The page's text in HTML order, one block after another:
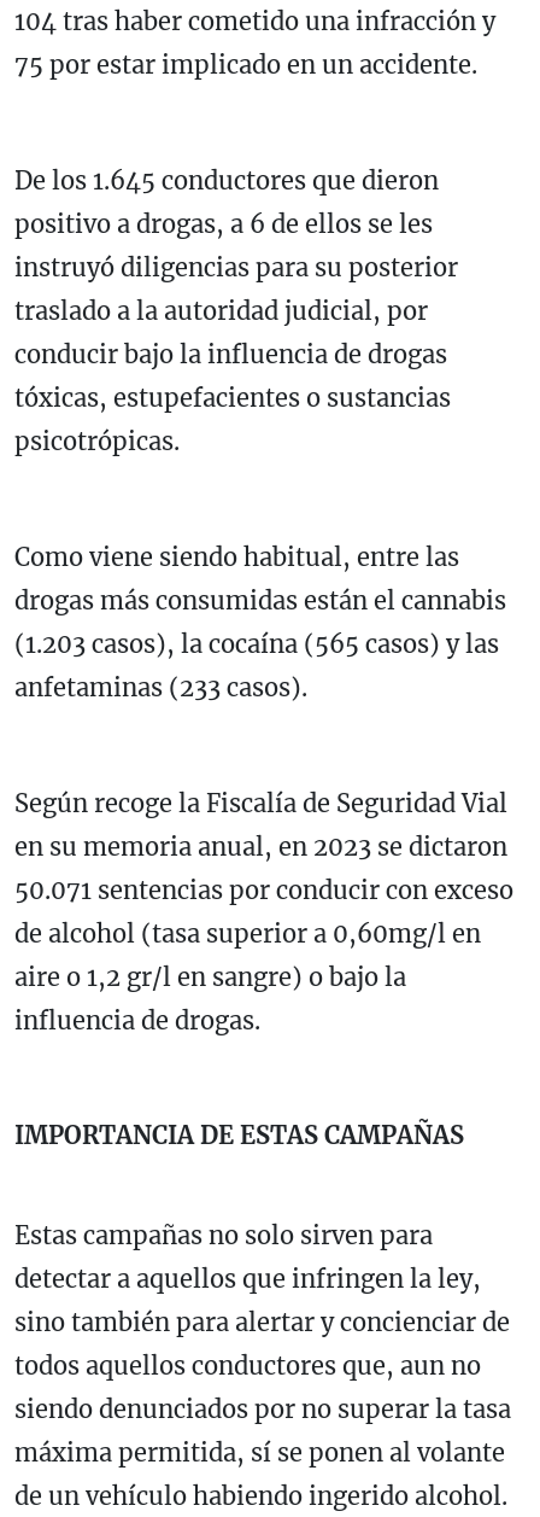
104 tras haber cometido una infracción y
75 por estar implicado en un accidente.
De los 1.645 conductores que dieron
positivo a drogas, a 6 de ellos se les
instruyó diligencias para su posterior
traslado a la autoridad judicial, por
conducir bajo la influencia de drogas
tóxicas, estupefacientes o sustancias
psicotrópicas.
Como viene siendo habitual, entre las
drogas más consumidas están el cannabis
(1.203 casos), la cocaína (565 casos) y las
anfetaminas (233 casos).
Según recoge la Fiscalía de Seguridad Vial
en su memoria anual, en 2023 se dictaron
50.071 sentencias por conducir con exceso
de alcohol (tasa superior a 0,60mg/l en
aire o 1,2 gr/l en sangre) o bajo la
influencia de drogas.
IMPORTANCIA DE ESTAS CAMPAÑAS
Estas campañas no solo sirven para
detectar a aquellos que infringen la ley,
sino también para alertar y concienciar de
todos aquellos conductores que, aun no
siendo denunciados por no superar la tasa
máxima permitida, sí se ponen al volante
de un vehículo habiendo ingerido alcohol.